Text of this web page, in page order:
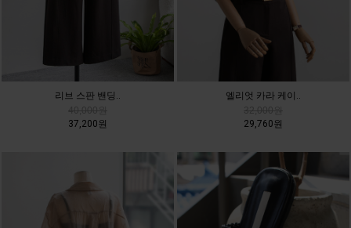
리브 스판 밴딩..
37,200원
엘리엇 카라 케이..
29,760원